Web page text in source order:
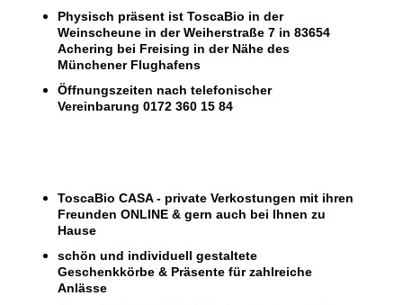
Physisch präsent ist ToscaBio in der
Weinscheune in der Weiherstraße 7 in 83654
Achering bei Freising in der Nähe des
Münchener Flughafens
Öffnungszeiten nach telefonischer
Vereinbarung 0172 360 15 84
ToscaBio CASA - private Verkostungen mit ihren
Freunden ONLINE & gern auch bei Ihnen zu
Hause
schön und individuell gestaltete
Geschenkkörbe & Präsente für zahlreiche
Anlässe